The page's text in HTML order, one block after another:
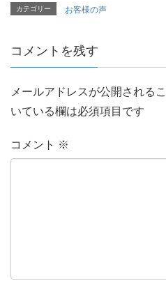
カテゴリー お客様の声
コメントを残す
メールアドレスが公開される
いている欄は必須項目です
コメント ※